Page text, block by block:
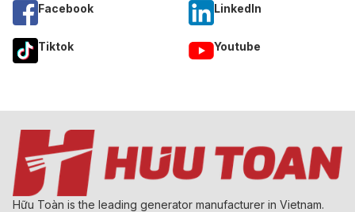
Facebook Linkedln
Tiktok Youtube
Hữu Toàn is the leading generator manufacturer in Vietnam.